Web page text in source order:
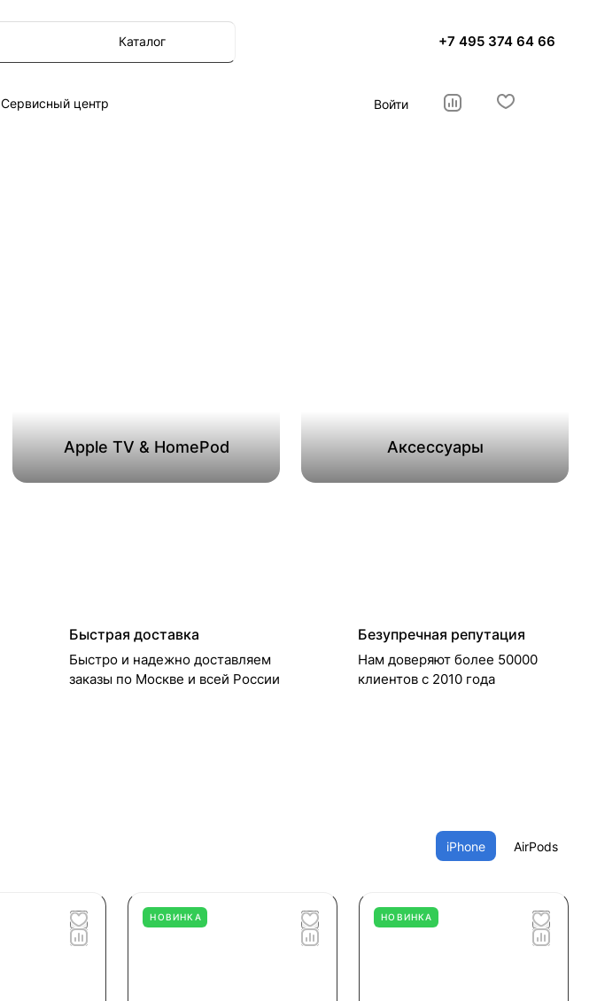
Каталог +7 495 374 64 66
Сервисный центр Войти
Apple TV & HomePod Аксессуары
Быстрая доставка
Быстро и надежно доставляем
заказы по Москве и всей России
Безупречная репутация
Нам доверяют более 50000
клиентов с 2010 года
iPhone AirPods
НОВИНКА НОВИНКА